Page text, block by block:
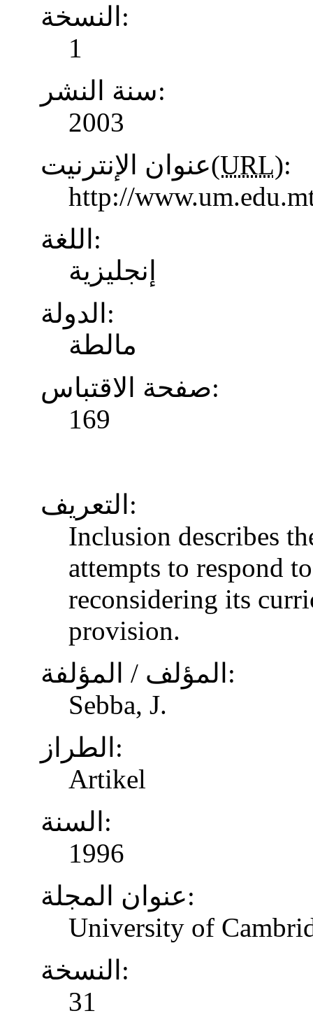
النسخة:
1
سنة النشر:
2003
عنوان الإنترنيت(URL):
http://
اللغة:
إنجليزية
الدولة:
مالطة
صفحة الاقتباس:
169
التعريف:
Inclusion describes
attempts to respond
reconsidering its
provision.
المؤلف / المؤلفة:
Sebba, J.
الطراز:
Artikel
السنة:
1996
عنوان المجلة:
University of
النسخة:
31